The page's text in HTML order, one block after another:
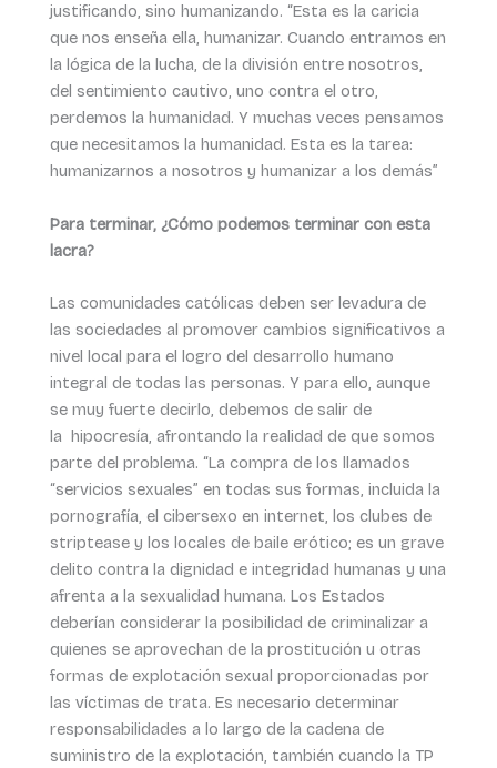
justificando, sino humanizando. “Esta es la caricia
que nos enseña ella, humanizar. Cuando entramos en
la lógica de la lucha, de la división entre nosotros,
del sentimiento cautivo, uno contra el otro,
perdemos la humanidad. Y muchas veces pensamos
que necesitamos la humanidad. Esta es la tarea:
humanizarnos a nosotros y humanizar a los demás”
Para terminar, ¿Cómo podemos terminar con esta
lacra?
Las comunidades católicas deben ser levadura de
las sociedades al promover cambios significativos a
nivel local para el logro del desarrollo humano
integral de todas las personas. Y para ello, aunque
se muy fuerte decirlo, debemos de salir de
la hipocresía, afrontando la realidad de que somos
parte del problema. “La compra de los llamados
“servicios sexuales” en todas sus formas, incluida la
pornografía, el cibersexo en internet, los clubes de
striptease y los locales de baile erótico; es un grave
delito contra la dignidad e integridad humanas y una
afrenta a la sexualidad humana. Los Estados
deberían considerar la posibilidad de criminalizar a
quienes se aprovechan de la prostitución u otras
formas de explotación sexual proporcionadas por
las víctimas de trata. Es necesario determinar
responsabilidades a lo largo de la cadena de
suministro de la explotación, también cuando la TP